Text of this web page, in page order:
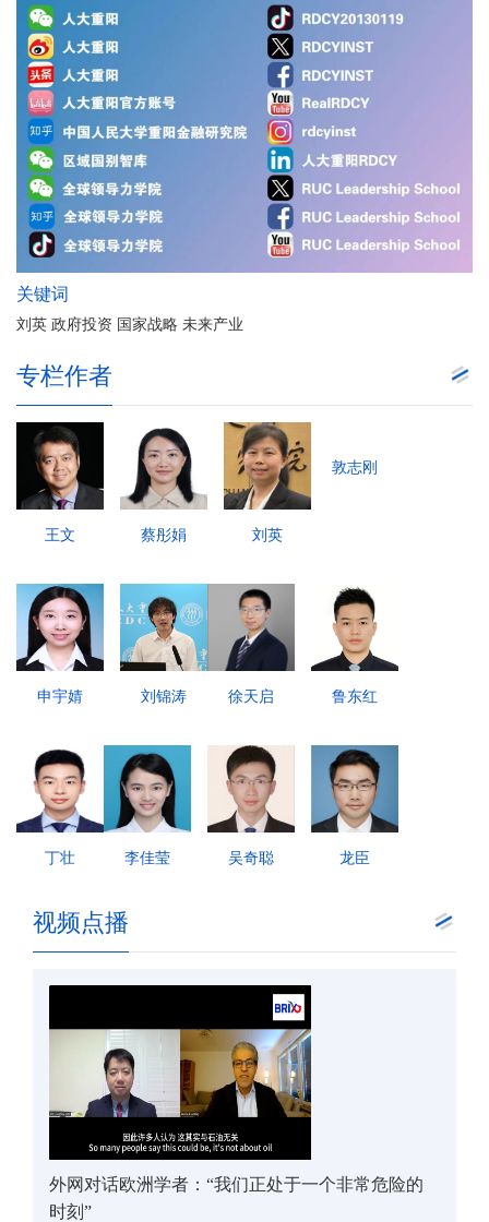
关键词
刘英 政府投资 国家战略 未来产业
专栏作者
王文 蔡彤娟 刘英
敦志刚
申宇婧 刘锦涛 徐天启 鲁东红
丁壮 李佳莹 吴奇聪 龙臣
视频点播
外网对话欧洲学者：“我们正处于一个非常危险的
时刻”